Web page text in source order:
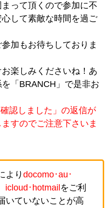
って頂くので参加に不
して素敵な時間を過ご
加もお待ちしておりま
楽しみくださいね！あ
「BRANCH」で是非お
認しました」の返信が
すのでご注意下さいま
より docomo･au･
icloud･hotmail をご利
いていないことが高